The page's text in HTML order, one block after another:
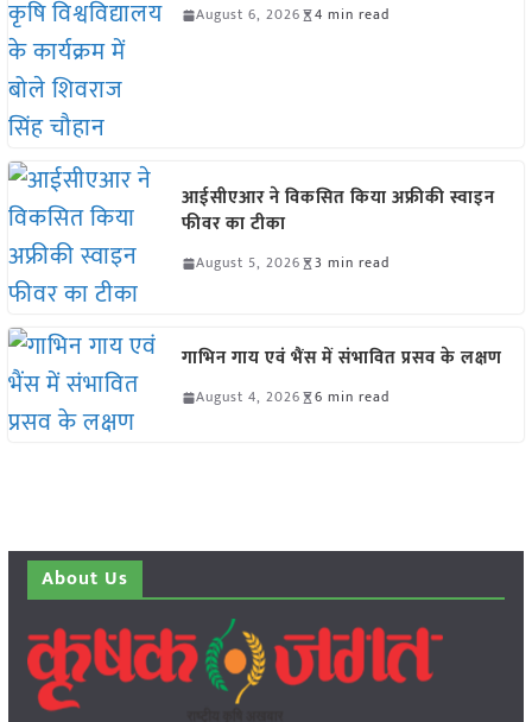
August 6, 2026 4 min read
आईसीएआर ने विकसित किया अफ्रीकी स्वाइन
फीवर का टीका
August 5, 2026 3 min read
गाभिन गाय एवं भैंस में संभावित प्रसव के लक्षण
August 4, 2026 6 min read
About Us